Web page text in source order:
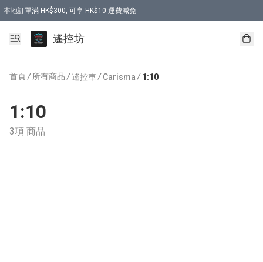
本地訂單滿 HK$300, 可享 HK$10 運費減免
購買 7.6V 6500mah 70C 電池 送 7.6V USB充電器
遙控坊
首頁/ 所有商品 /遙控車/ Carisma / 1:10
1:10
3項 商品